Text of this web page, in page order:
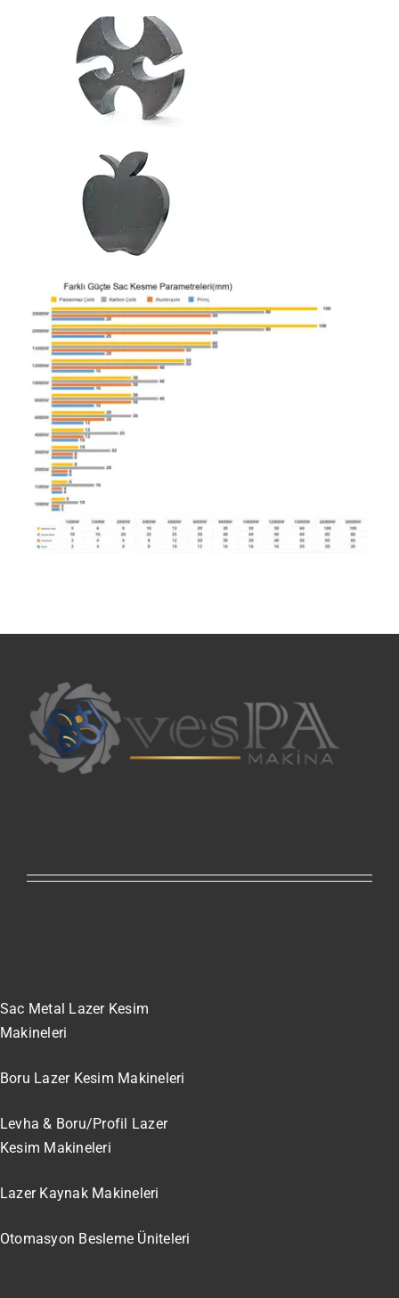
Sac Metal Lazer Kesim
Makineleri
Boru Lazer Kesim Makineleri
Levha & Boru/Profil Lazer
Kesim Makineleri
Lazer Kaynak Makineleri
Otomasyon Besleme Üniteleri